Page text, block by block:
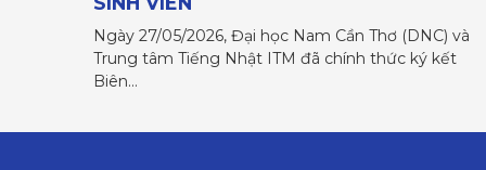
Ngày 27/05/2026, Đại học Nam Cần Thơ (DNC) và
Trung tâm Tiếng Nhật ITM đã chính thức ký kết
Biên…